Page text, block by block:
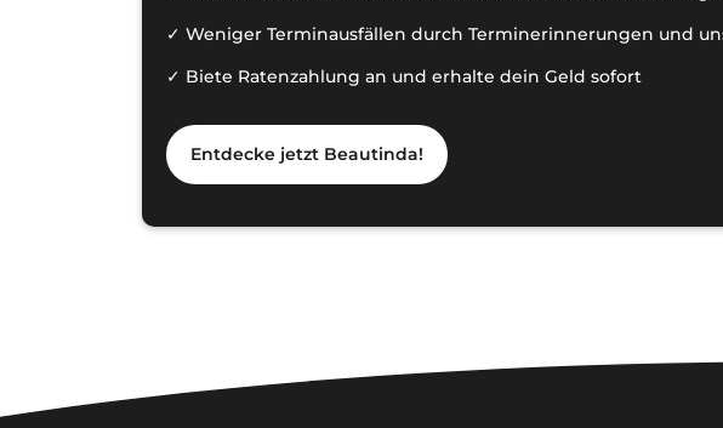
Weniger Terminausfällen durch Terminerinnerungen und
Biete Ratenzahlung an und erhalte dein Geld sofort
Entdecke jetzt Beautinda!